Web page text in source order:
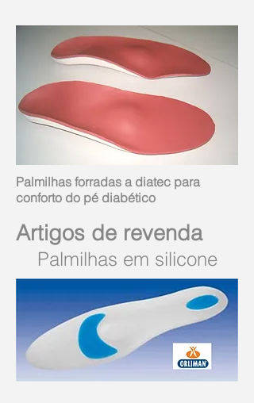
Palmilhas forradas a diatec para
conforto do pé diabético
Artigos de revenda
Palmilhas em silicone